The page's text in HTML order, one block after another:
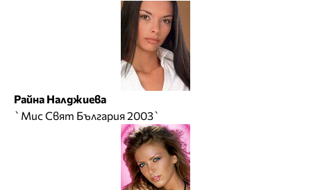
Райна Налджиева
`Мис Свят България 2003`